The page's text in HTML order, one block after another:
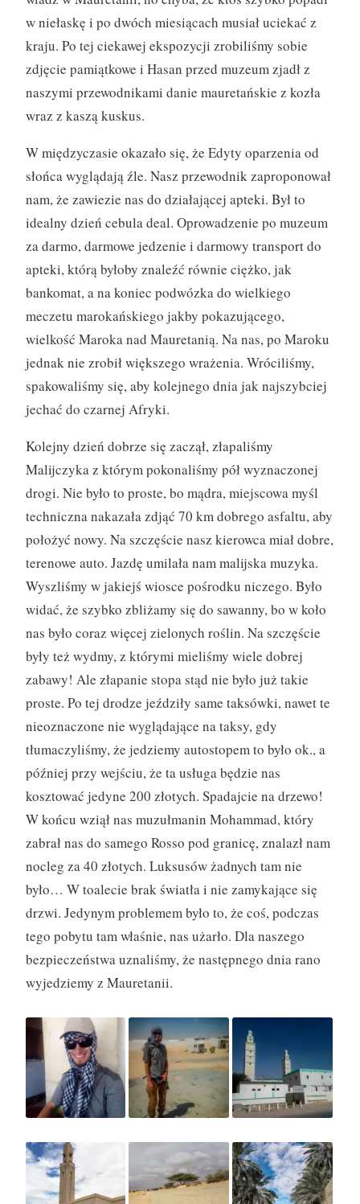
w niełaskę i po dwóch miesiącach musiał uciekać z
kraju. Po tej ciekawej ekspozycji zrobiliśmy sobie
zdjęcie pamiątkowe i Hasan przed muzeum zjadł z
naszymi przewodnikami danie mauretańskie z kozła
wraz z kaszą kuskus.
W międzyczasie okazało się, że Edyty oparzenia od
słońca wyglądają źle. Nasz przewodnik zaproponował
nam, że zawiezie nas do działającej apteki. Był to
idealny dzień cebula deal. Oprowadzenie po muzeum
za darmo, darmowe jedzenie i darmowy transport do
apteki, którą byłoby znaleźć równie ciężko, jak
bankomat, a na koniec podwózka do wielkiego
meczetu marokańskiego jakby pokazującego,
wielkość Maroka nad Mauretanią. Na nas, po Maroku
jednak nie zrobił większego wrażenia. Wróciliśmy,
spakowaliśmy się, aby kolejnego dnia jak najszybciej
jechać do czarnej Afryki.
Kolejny dzień dobrze się zaczął, złapaliśmy
Malijczyka z którym pokonaliśmy pół wyznaczonej
drogi. Nie było to proste, bo mądra, miejscowa myśl
techniczna nakazała zdjąć 70 km dobrego asfaltu, aby
położyć nowy. Na szczęście nasz kierowca miał dobre,
terenowe auto. Jazdę umilała nam malijska muzyka.
Wyszliśmy w jakiejś wiosce pośrodku niczego. Było
widać, że szybko zbliżamy się do sawanny, bo w koło
nas było coraz więcej zielonych roślin. Na szczęście
były też wydmy, z którymi mieliśmy wiele dobrej
zabawy! Ale złapanie stopa stąd nie było już takie
proste. Po tej drodze jeździły same taksówki, nawet te
nieoznaczone nie wyglądające na taksy, gdy
tłumaczyliśmy, że jedziemy autostopem to było ok., a
później przy wejściu, że ta usługa będzie nas
kosztować jedyne 200 złotych. Spadajcie na drzewo!
W końcu wziął nas muzułmanin Mohammad, który
zabrał nas do samego Rosso pod granicę, znalazł nam
nocleg za 40 złotych. Luksusów żadnych tam nie
było… W toalecie brak światła i nie zamykające się
drzwi. Jedynym problemem było to, że coś, podczas
tego pobytu tam właśnie, nas użarło. Dla naszego
bezpieczeństwa uznaliśmy, że następnego dnia rano
wyjedziemy z Mauretanii.